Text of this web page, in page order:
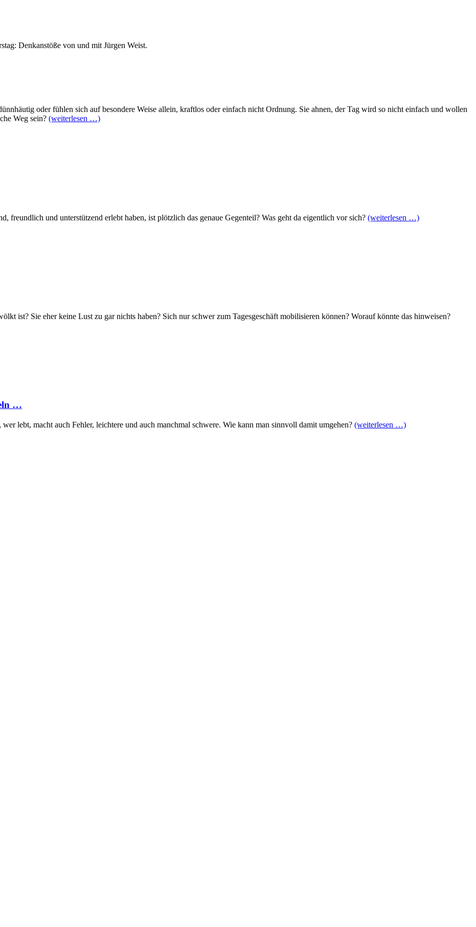
Denkanstöße von und mit Jürgen Weist.
oder fühlen sich auf besondere Weise allein, kraftlos oder einfach nicht Ordnung. Sie ahnen, der Tag wird so nicht einfach und wollen
Weg sein? (weiterlesen …)
freundlich und unterstützend erlebt haben, ist plötzlich das genaue Gegenteil? Was geht da eigentlich vor sich? (weiterlesen …)
ist? Sie eher keine Lust zu gar nichts haben? Sich nur schwer zum Tagesgeschäft mobilisieren können? Worauf könnte das hinweisen?
…
lebt, macht auch Fehler, leichtere und auch manchmal schwere. Wie kann man sinnvoll damit umgehen? (weiterlesen …)